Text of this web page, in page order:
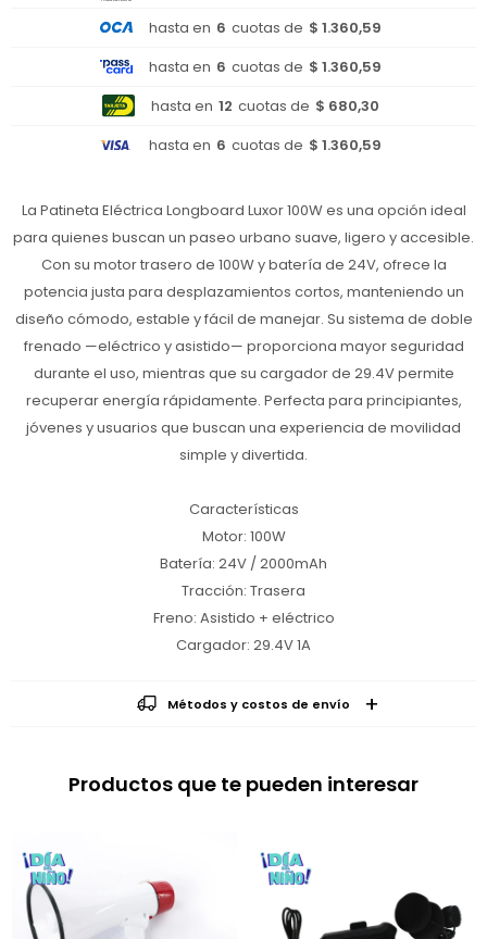
hasta en 6 cuotas de $ 1.360,59
hasta en 6 cuotas de $ 1.360,59
hasta en 12 cuotas de $ 680,30
hasta en 6 cuotas de $ 1.360,59
La Patineta Eléctrica Longboard Luxor 100W es una opción ideal
para quienes buscan un paseo urbano suave, ligero y accesible.
Con su motor trasero de 100W y batería de 24V, ofrece la
potencia justa para desplazamientos cortos, manteniendo un
diseño cómodo, estable y fácil de manejar. Su sistema de doble
frenado —eléctrico y asistido— proporciona mayor seguridad
durante el uso, mientras que su cargador de 29.4V permite
recuperar energía rápidamente. Perfecta para principiantes,
jóvenes y usuarios que buscan una experiencia de movilidad
simple y divertida.
Características
Motor: 100W
Batería: 24V / 2000mAh
Tracción: Trasera
Freno: Asistido + eléctrico
Cargador: 29.4V 1A
Métodos y costos de envío
Productos que te pueden interesar